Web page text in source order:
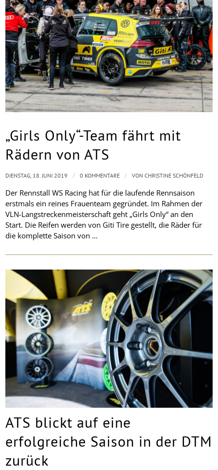
„Girls Only“-Team fährt mit
Rädern von ATS
Der Rennstall WS Racing hat für die laufende Rennsaison
erstmals ein reines Frauenteam gegründet. Im Rahmen der
VLN-Langstreckenmeisterschaft geht „Girls Only“ an den
Start. Die Reifen werden von Giti Tire gestellt, die Räder für
die komplette Saison von …
DIENSTAG, 18. JUNI 2019 / 0 KOMMENTARE / VONCHRISTINE SCHÖNFELD
ATS blickt auf eine
erfolgreiche Saison in der DTM
zurück